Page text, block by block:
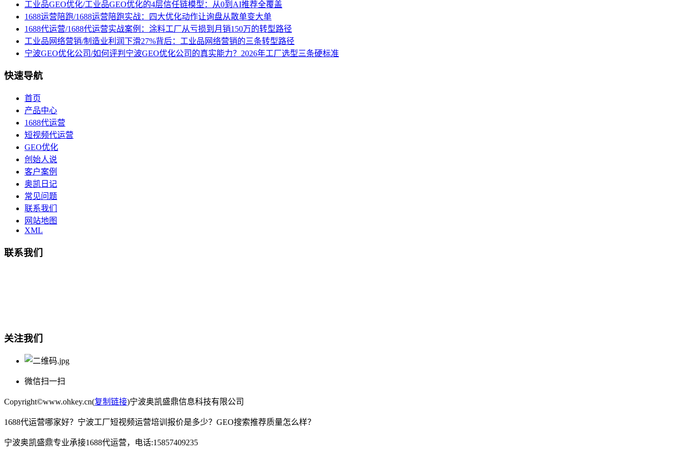
工业品GEO优化/工业品GEO优化的4层信任链模型：从0到AI推荐全覆盖
1688运营陪跑/1688运营陪跑实战：四大优化动作让询盘从散单变大单
1688代运营/1688代运营实战案例：涂料工厂从亏损到月销150万的转型路径
工业品网络营销/制造业利润下滑27%背后：工业品网络营销的三条转型路径
宁波GEO优化公司/如何评判宁波GEO优化公司的真实能力？2026年工厂选型三条硬标准
快速导航
首页
产品中心
1688代运营
短视频代运营
GEO优化
创始人说
客户案例
奥凯日记
常见问题
联系我们
网站地图
XML
联系我们
关注我们
微信扫一扫
Copyright©www.ohkey.cn(复制链接)宁波奥凯盛鼎信息科技有限公司
1688代运营哪家好？宁波工厂短视频运营培训报价是多少？GEO搜索推荐质量怎么样？
宁波奥凯盛鼎专业承接1688代运营，电话:15857409235